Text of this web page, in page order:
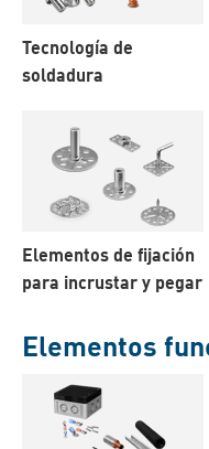
Tecnología de
soldadura
Elementos de fijación
para incrustar y pegar
Elementos